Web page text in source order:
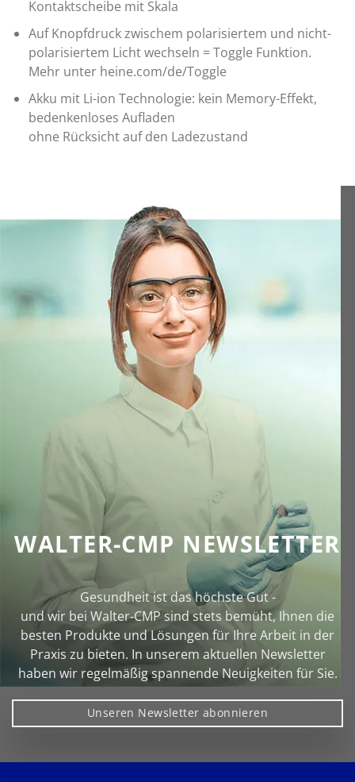
Kontaktscheibe mit Skala
Auf Knopfdruck zwischem polarisiertem und nicht-
polarisiertem Licht wechseln = Toggle Funktion.
Mehr unter heine.com/de/Toggle
Akku mit Li-ion Technologie: kein Memory-Effekt,
bedenkenloses Aufladen
ohne Rücksicht auf den Ladezustand
WALTER-CMP NEWSLETTER
Gesundheit ist das höchste Gut -
und wir bei Walter‑CMP sind stets bemüht, Ihnen die
besten Produkte und Lösungen für Ihre Arbeit in der
Praxis zu bieten. In unserem aktuellen Newsletter
haben wir regelmäßig spannende Neuigkeiten für Sie.
Unseren Newsletter abonnieren